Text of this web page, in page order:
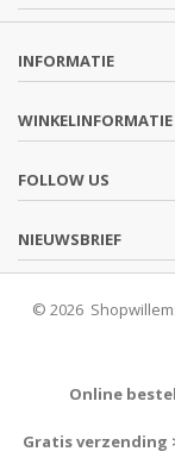
INFORMATIE
WINKELINFORMATIE
FOLLOW US
NIEUWSBRIEF
© 2026
Online
Gratis verzending